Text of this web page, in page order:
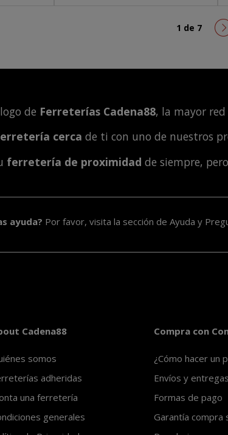
1 de 7
de Ferreterías Cadena88, la mayor
cerca de ti con uno de nuestros
ferretería de proximidad de siempre,
ayuda? Por favor, visita la sección de Ayuda y
Cadena88
somos
adheridas
una ferretería
generales
Compra con
¿Cómo hacer un
Envíos y entregas
Formas de pago
Garantía compra